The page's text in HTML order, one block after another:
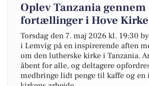
Oplev Tanzania gennem
fortællinger i Hove Kirke
Torsdag den 7. maj 2026 kl. 19:30
i Lemvig på en inspirerende aften
om den lutherske kirke i Tanzania.
åbent for alle, og deltagere
medbringe lidt penge til kaffe og